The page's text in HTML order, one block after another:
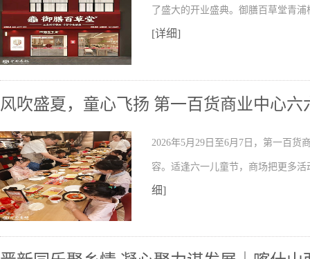
了盛大的开业盛典。御膳百草堂青
[详细]
风吹盛夏，童心飞扬 第一百货商业中心六
2026年5月29日至6月7日，第一百货
容。适逢六一儿童节，商场把更多
细]